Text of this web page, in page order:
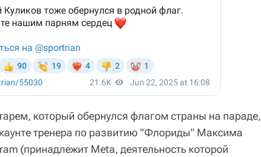
который обернулся флагом страны на параде,
тренера по развитию "Флориды" Максима
(принадлежит Meta, деятельность которой